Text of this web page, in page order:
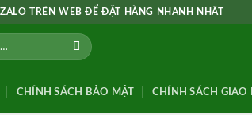
TRÊN WEB ĐỂ ĐẶT HÀNG NHANH NHẤT
CHÍNH SÁCH BẢO MẬT CHÍNH SÁCH GIAO